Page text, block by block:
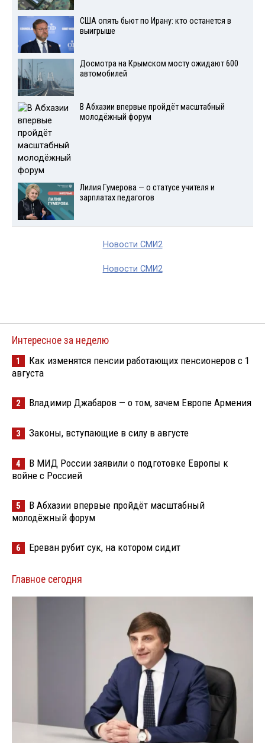
США опять бьют по Ирану: кто останется в
выигрыше
Досмотра на Крымском мосту ожидают 600
автомобилей
В Абхазии впервые пройдёт масштабный
молодёжный форум
Лилия Гумерова — о статусе учителя и
зарплатах педагогов
Новости СМИ2
Новости СМИ2
Интересное за неделю
1
Как изменятся пенсии работающих пенсионеров с 1
августа
2 Владимир Джабаров — о том, зачем Европе Армения
3 Законы, вступающие в силу в августе
4
В МИД России заявили о подготовке Европы к
войне с Россией
5
В Абхазии впервые пройдёт масштабный
молодёжный форум
6 Ереван рубит сук, на котором сидит
Главное сегодня